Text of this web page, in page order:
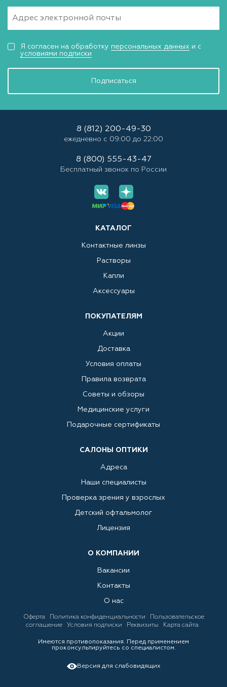
Подписаться
Я согласен на обработку персональных данных и с
условиями подписки
КАТАЛОГ
Контактные линзы
Растворы
Капли
Аксессуары
ПОКУПАТЕЛЯМ
Акции
Доставка
Условия оплаты
Правила возврата
Советы и обзоры
Медицинские услуги
Подарочные сертификаты
САЛОНЫ ОПТИКИ
Адреса
Наши специалисты
Проверка зрения у взрослых
Детский офтальмолог
Лицензия
О КОМПАНИИ
Вакансии
Контакты
О нас
8 (812) 200-49-30
ежедневно с 09:00 до 22:00
8 (800) 555-43-47
Бесплатный звонок по России
Оферта Политика конфиденциальности
Пользовательское
соглашение
Условия подписки Реквизиты Карта сайта
Имеются противопоказания. Перед применением
проконсультируйтесь со специалистом.
Версия для слабовидящих